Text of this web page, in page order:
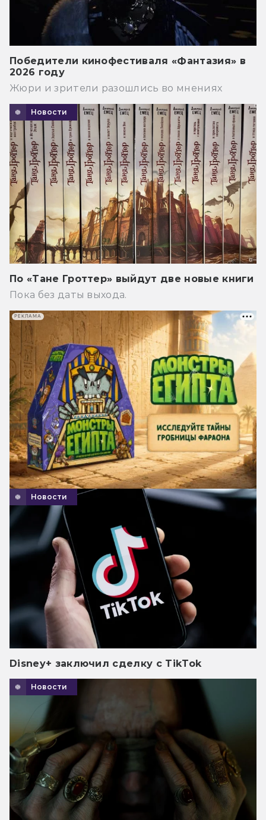
Победители кинофестиваля «Фантазия» в
2026 году
Жюри и зрители разошлись во мнениях
Новости
По «Тане Гроттер» выйдут две новые книги
Пока без даты выхода.
Новости
Disney+ заключил сделку с TikTok
Новости
РЕКЛАМА